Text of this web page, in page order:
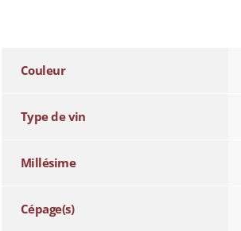
Couleur
Type de vin
Millésime
Cépage(s)